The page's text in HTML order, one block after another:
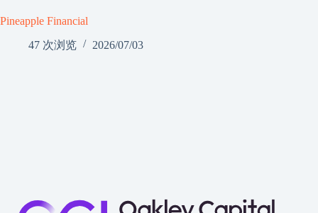
Pineapple Financial
47 次浏览
2026/07/03